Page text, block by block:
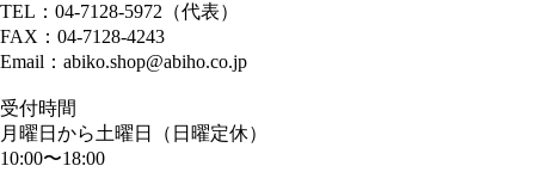
TEL：04-7128-5972（代表）
FAX：04-7128-4243
Email：abiko.shop@abiho.co.jp
受付時間
月曜日から土曜日（日曜定休）
10:00〜18:00